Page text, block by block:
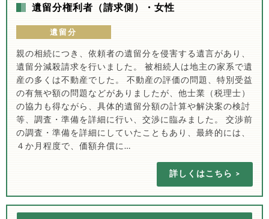
遺留分権利者（請求側）・女性
遺留分
親の相続につき、依頼者の遺留分を侵害する遺言があり、
遺留分減殺請求を行いました。 被相続人は地主の家系で遺
産の多くは不動産でした。 不動産の評価の問題、特別受益
の有無や額の問題などがありましたが、他士業（税理士）
の協力も得ながら、具体的遺留分額の計算や解決案の検討
等、調査・準備を詳細に行い、交渉に臨みました。 交渉前
の調査・準備を詳細にしていたこともあり、最終的には、
４か月程度で、価額弁償に…
詳しくはこちら